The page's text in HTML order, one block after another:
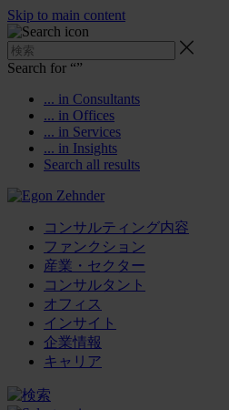
Skip to main content
Search for “”
... in Consultants
... in Offices
... in Services
... in Insights
Search all results
コンサルティング内容
ファンクション
産業・セクター
コンサルタント
オフィス
インサイト
企業情報
キャリア